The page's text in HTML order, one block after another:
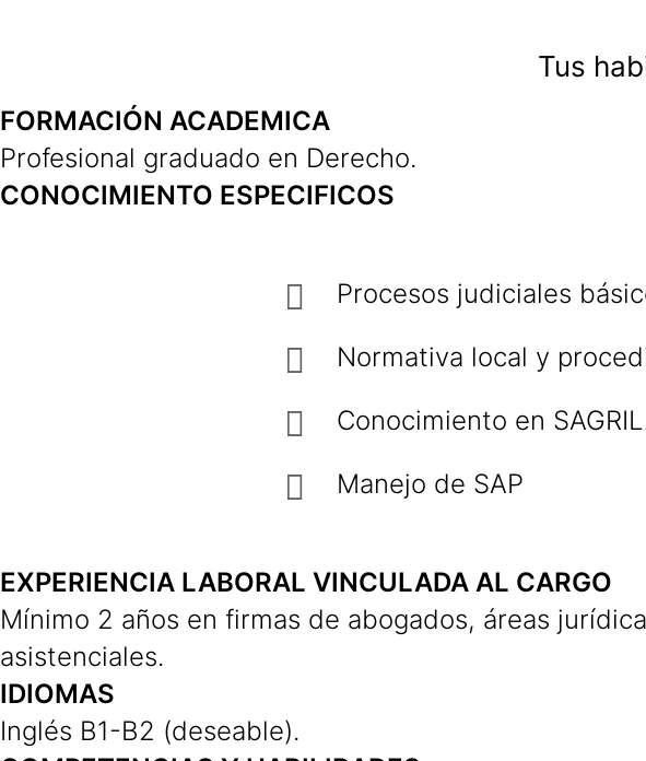
Tus
FORMACIÓN ACADEMICA
Profesional graduado en Derecho.
CONOCIMIENTO ESPECIFICOS
Procesos judiciales
Normativa local y
Conocimiento en
Manejo de SAP
EXPERIENCIA LABORAL VINCULADA AL CARGO
Mínimo 2 años en firmas de abogados, áreas
asistenciales.
IDIOMAS
Inglés B1-B2 (deseable).